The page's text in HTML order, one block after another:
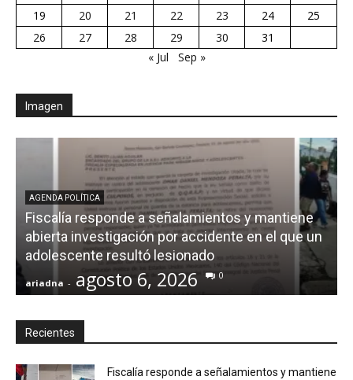
19
20 21 22 23 24
25
26
27 28 29 30
31
« Jul
Sep »
Imagen
AGENDA POLÍTICA
Fiscalía responde a señalamientos y mantiene
abierta investigación por accidente en el que un
adolescente resultó lesionado
ariadna - agosto 6, 2026 0
Recientes
Fiscalía responde a señalamientos y mantiene